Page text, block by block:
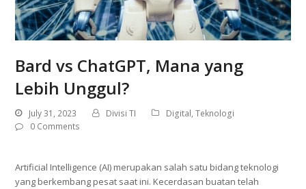
Bard vs ChatGPT, Mana yang
Lebih Unggul?
July 31, 2023 Divisi TI Digital,Teknologi
0 Comments
Artificial Intelligence (AI) merupakan salah satu bidang teknologi
yang berkembang pesat saat ini. Kecerdasan buatan telah